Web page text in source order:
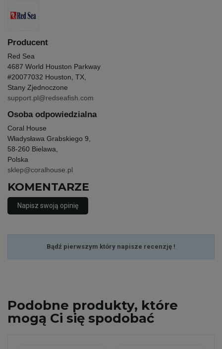
Producent
Red Sea
4687 World Houston Parkway
#20077032 Houston, TX,
Stany Zjednoczone
support.pl@redseafish.com
Osoba odpowiedzialna
Coral House
Władysława Grabskiego 9,
58-260 Bielawa,
Polska
sklep@coralhouse.pl
KOMENTARZE
Napisz swoją opinię
Bądź pierwszym który napisze recenzję !
Podobne produkty, które
mogą Ci się spodobać